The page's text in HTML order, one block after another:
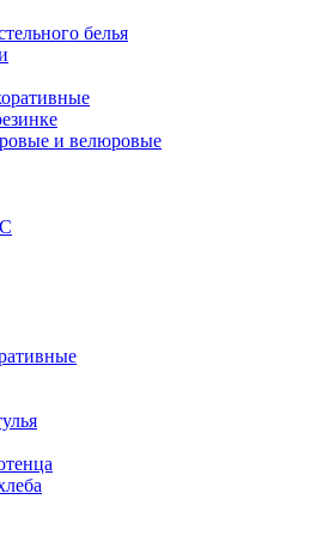
белья
и велюровые